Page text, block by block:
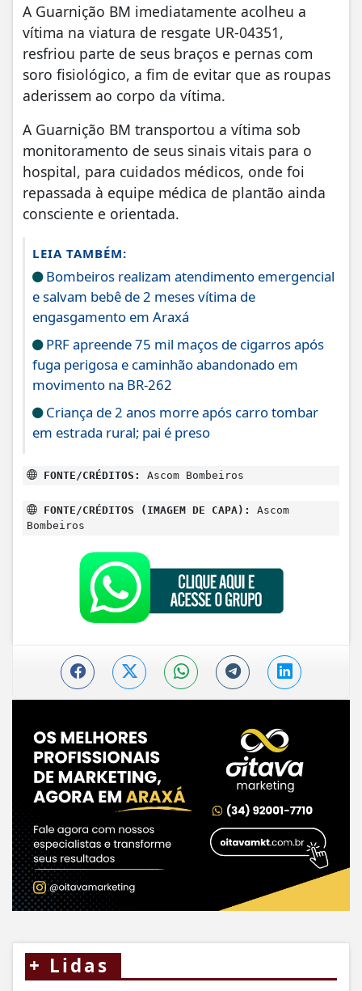
A Guarnição BM imediatamente acolheu a
vítima na viatura de resgate UR-04351,
resfriou parte de seus braços e pernas com
soro fisiológico, a fim de evitar que as roupas
aderissem ao corpo da vítima.
A Guarnição BM transportou a vítima sob
monitoramento de seus sinais vitais para o
hospital, para cuidados médicos, onde foi
repassada à equipe médica de plantão ainda
consciente e orientada.
LEIA TAMBÉM:
Bombeiros realizam atendimento emergencial
e salvam bebê de 2 meses vítima de
engasgamento em Araxá
PRF apreende 75 mil maços de cigarros após
fuga perigosa e caminhão abandonado em
movimento na BR-262
Criança de 2 anos morre após carro tombar
em estrada rural; pai é preso
FONTE/CRÉDITOS: Ascom Bombeiros
FONTE/CRÉDITOS (IMAGEM DE CAPA):
Ascom
Bombeiros
+ Lidas